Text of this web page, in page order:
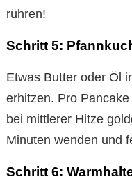
rühren!
Schritt 5:
Etwas Butter oder Öl
erhitzen. Pro
bei mittlerer Hitze
Minuten wenden und
Schritt 6: